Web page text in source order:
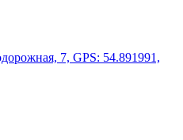
7, GPS: 54.891991,